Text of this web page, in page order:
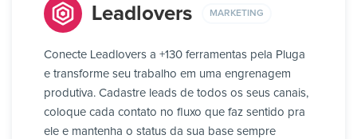
Leadlovers MARKETING
Conecte Leadlovers a +130 ferramentas pela Pluga
e transforme seu trabalho em uma engrenagem
produtiva. Cadastre leads de todos os seus canais,
coloque cada contato no fluxo que faz sentido pra
ele e mantenha o status da sua base sempre